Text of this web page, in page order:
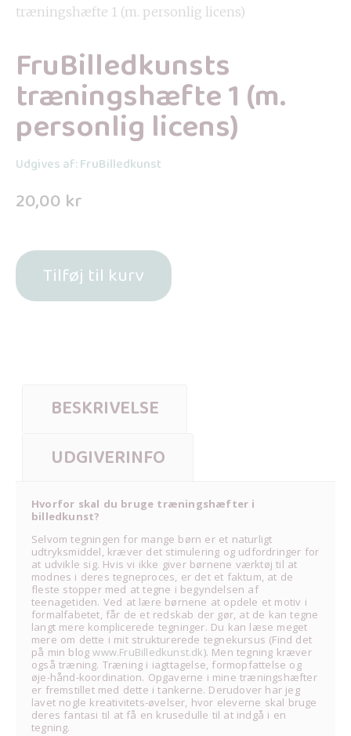
træningshæfte 1 (m. personlig licens)
FruBilledkunsts
træningshæfte 1 (m.
personlig licens)
Udgives af: FruBilledkunst
20,00 kr
Tilføj til kurv
BESKRIVELSE
UDGIVERINFO
Hvorfor skal du bruge træningshæfter i
billedkunst?
Selvom tegningen for mange børn er et naturligt
udtryksmiddel, kræver det stimulering og udfordringer for
at udvikle sig. Hvis vi ikke giver børnene værktøj til at
modnes i deres tegneproces, er det et faktum, at de
fleste stopper med at tegne i begyndelsen af
teenagetiden. Ved at lære børnene at opdele et motiv i
formalfabetet, får de et redskab der gør, at de kan tegne
langt mere komplicerede tegninger. Du kan læse meget
mere om dette i mit strukturerede tegnekursus (Find det
på min blogwww.FruBilledkunst.dk). Men tegning kræver
også træning. Træning i iagttagelse, formopfattelse og
øje-hånd-koordination. Opgaverne i mine træningshæfter
er fremstillet med dette i tankerne. Derudover har jeg
lavet nogle kreativitets-øvelser, hvor eleverne skal bruge
deres fantasi til at få en krusedulle til at indgå i en
tegning.